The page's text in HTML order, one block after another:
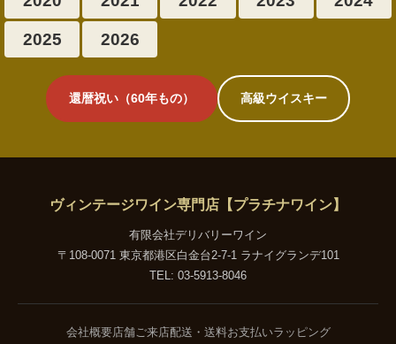
2025 2026
還暦祝い（60年もの） 高級ウイスキー
ヴィンテージワイン専門店【プラチナワイン】
有限会社デリバリーワイン
〒108-0071 東京都港区白金台2-7-1 ラナイグランデ101
TEL: 03-5913-8046
会社概要店舗ご来店配送・送料お支払いラッピング